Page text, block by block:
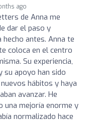
ago
de Anna me
dar el paso y
antes. Anna te
coloca en el centro
Su experiencia,
su apoyo han sido
hábitos y haya
avanzar. He
una mejoría enorme y
normalizado hace